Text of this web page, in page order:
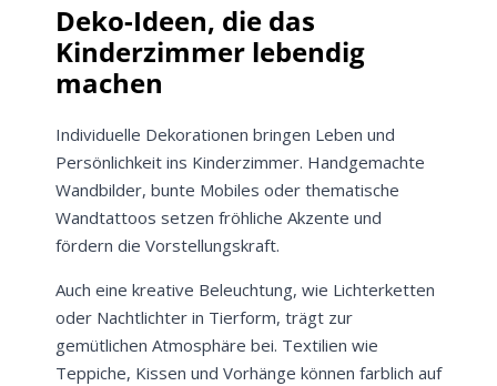
Deko-Ideen, die das
Kinderzimmer lebendig
machen
Individuelle Dekorationen bringen Leben und
Persönlichkeit ins Kinderzimmer. Handgemachte
Wandbilder, bunte Mobiles oder thematische
Wandtattoos setzen fröhliche Akzente und
fördern die Vorstellungskraft.
Auch eine kreative Beleuchtung, wie Lichterketten
oder Nachtlichter in Tierform, trägt zur
gemütlichen Atmosphäre bei. Textilien wie
Teppiche, Kissen und Vorhänge können farblich auf